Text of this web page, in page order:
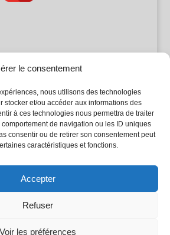
le consentement
nous utilisons des technologies
stocker et/ou accéder aux informations des
à ces technologies nous permettra de traiter
de navigation ou les ID uniques
consentir ou de retirer son consentement peut
caractéristiques et fonctions.
Accepter
Refuser
Voir les préférences